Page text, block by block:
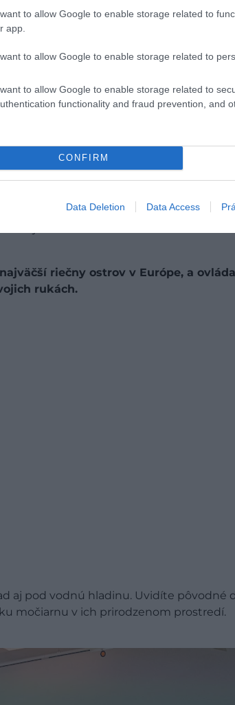
to allow Google to enable storage related to
app.
to allow Google to enable storage related to
to allow Google to enable storage related to
functionality and fraud prevention, and
CONFIRM
Data Deletion Data Access
Dunaj. Zistíte, akú dôležitú úlohu
Čaká vás interaktívne „Koleso
vnútrozemskú deltu.
riečny ostrov v Európe, a
rukách.
aj pod vodnú hladinu. Uvidíte pôvodné
močiarnu v ich prirodzenom prostredí.